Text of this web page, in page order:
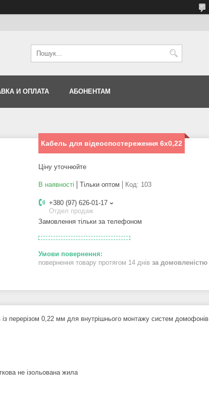
И ОПЛАТА АБОНЕНТАМ
Кабель для відеоспостереження 6х0,22
Ціну уточнюйте
В наявності Тільки оптом Код: 103
+380 (97) 626-01-17
Отдел продаж
Замовлення тільки за телефоном
повернення товару протягом 14 днів за домовленістю
перерізом 0,22 мм для внутрішнього монтажу систем домофонів
не ізольована жила